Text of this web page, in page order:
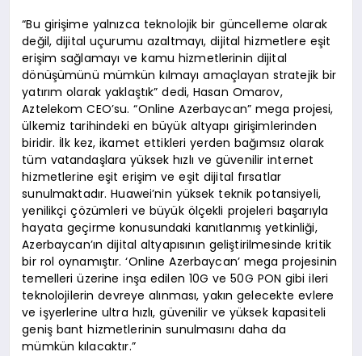
“Bu girişime yalnızca teknolojik bir güncelleme olarak
değil, dijital uçurumu azaltmayı, dijital hizmetlere eşit
erişim sağlamayı ve kamu hizmetlerinin dijital
dönüşümünü mümkün kılmayı amaçlayan stratejik bir
yatırım olarak yaklaştık” dedi, Hasan Omarov,
Aztelekom CEO’su. “Online Azerbaycan” mega projesi,
ülkemiz tarihindeki en büyük altyapı girişimlerinden
biridir. İlk kez, ikamet ettikleri yerden bağımsız olarak
tüm vatandaşlara yüksek hızlı ve güvenilir internet
hizmetlerine eşit erişim ve eşit dijital fırsatlar
sunulmaktadır. Huawei’nin yüksek teknik potansiyeli,
yenilikçi çözümleri ve büyük ölçekli projeleri başarıyla
hayata geçirme konusundaki kanıtlanmış yetkinliği,
Azerbaycan’ın dijital altyapısının geliştirilmesinde kritik
bir rol oynamıştır. ‘Online Azerbaycan’ mega projesinin
temelleri üzerine inşa edilen 10G ve 50G PON gibi ileri
teknolojilerin devreye alınması, yakın gelecekte evlere
ve işyerlerine ultra hızlı, güvenilir ve yüksek kapasiteli
geniş bant hizmetlerinin sunulmasını daha da
mümkün kılacaktır.”